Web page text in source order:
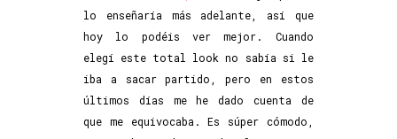
lo enseñaría más adelante, así que
hoy lo podéis ver mejor. Cuando
elegí este total look no sabía si le
iba a sacar partido, pero en estos
últimos días me he dado cuenta de
que me equivocaba. Es súper cómodo,